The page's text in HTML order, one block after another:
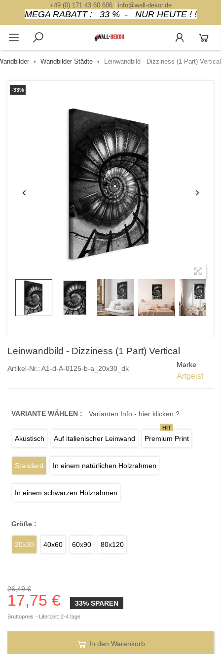
+49 (0) 171 43 60 606| info@wall-dekor.de
MEGA RABATT : 33 % - NUR HEUTE ! !
Wandbilder Städte Leinwandbild - Dizziness (1 Part) Vertical
-33%
Leinwandbild - Dizziness (1 Part) Vertical
Artikel-Nr.: A1-d-A-0125-b-a_20x30_dk Marke
Artgeist
VARIANTE WÄHLEN : Varianten Info - hier klicken ?
Akustisch Auf italienischer Leinwand Premium Print
HIT
Standard In einem natürlichen Holzrahmen
In einem schwarzen Holzrahmen
Größe :
20x30 40x60 60x90 80x120
26,49 €
17,75 € 33% SPAREN
Bruttopreis Liferzeit: 2-4 tage
In den Warenkorb